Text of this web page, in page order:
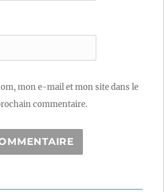
mon e-mail et mon site dans le
commentaire.